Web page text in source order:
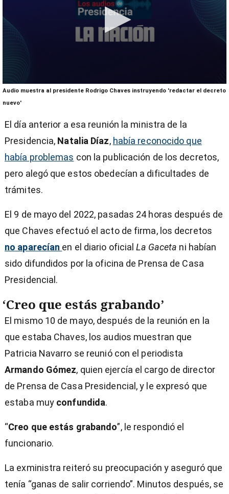
0
seconds
of
minutes,
54
seconds
Audio muestra al presidente Rodrigo Chaves instruyendo 'redactar el decreto
nuevo'
El día anterior a esa reunión la ministra de la
Presidencia, Natalia Díaz, había reconocido que
había problemas con la publicación de los decretos,
pero alegó que estos obedecían a dificultades de
trámites.
El 9 de mayo del 2022, pasadas 24 horas después de
que Chaves efectuó el acto de firma, los decretos
no aparecían en el diario oficialLa Gaceta ni habían
sido difundidos por la oficina de Prensa de Casa
Presidencial.
‘Creo que estás grabando’
El mismo 10 de mayo, después de la reunión en la
que estaba Chaves, los audios muestran que
Patricia Navarro se reunió con el periodista
Armando Gómez, quien ejercía el cargo de director
de Prensa de Casa Presidencial, y le expresó que
estaba muy confundida.
“Creo que estás grabando”, le respondió el
funcionario.
La exministra reiteró su preocupación y aseguró que
tenía “ganas de salir corriendo”. Minutos después, se